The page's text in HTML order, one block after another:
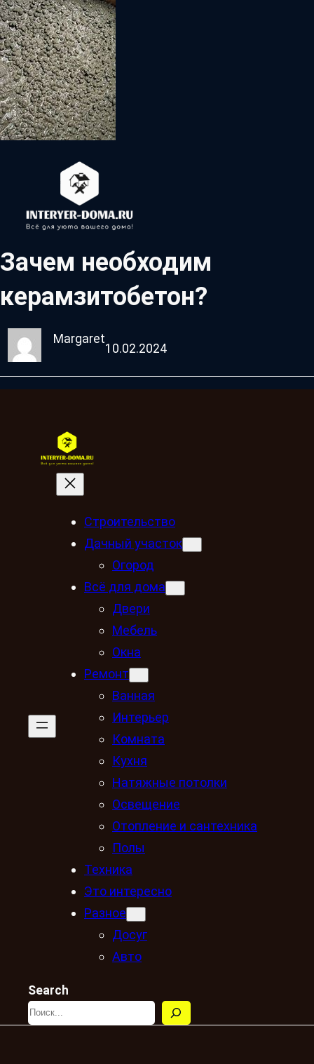
Зачем необходим
керамзитобетон?
Margaret
10.02.2024
Строительство
Дачный участок
Огород
Всё для дома
Двери
Мебель
Окна
Ремонт
Ванная
Интерьер
Комната
Кухня
Натяжные потолки
Освещение
Отопление и сантехника
Полы
Техника
Это интересно
Разное
Досуг
Авто
Search